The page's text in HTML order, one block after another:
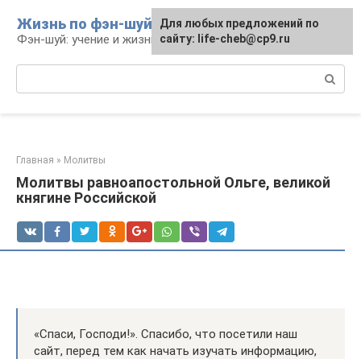
контенту
Жизнь по фэн-шуй
Фэн-шуй: учение и жизнь
Главная » Молитвы
Молитвы равноапостольной Ольге, великой
княгине Российской
«Спаси, Господи!». Спасибо, что посетили наш
сайт, перед тем как начать изучать информацию,
Для любых предложений по
сайту: life-cheb@cp9.ru
Для любых предложений по
сайту: life-cheb@cp9.ru